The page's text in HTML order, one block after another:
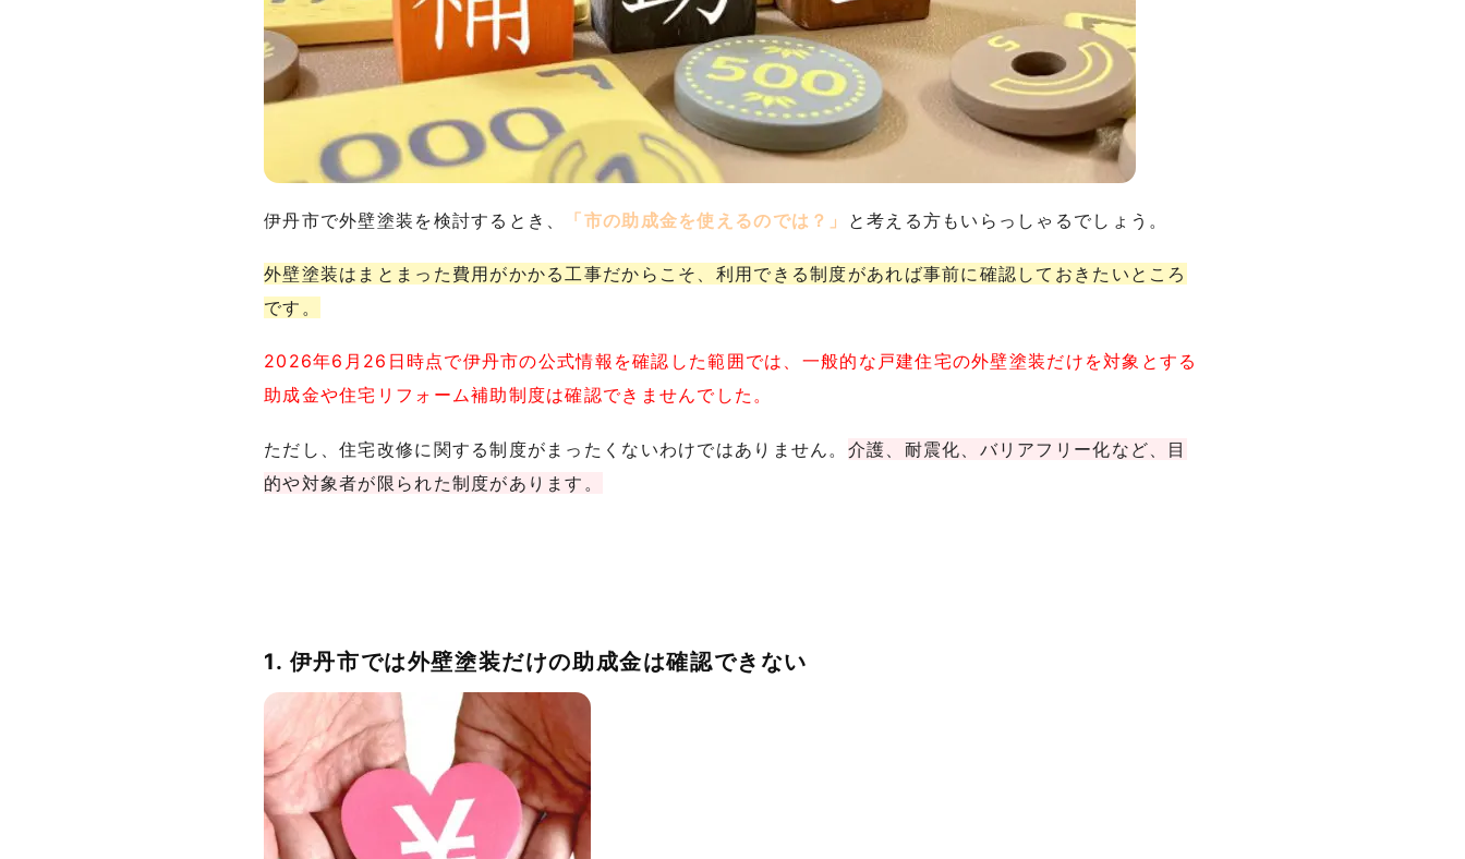
伊丹市で外壁塗装を検討するとき、 「市の助成金を使えるのでは？」 と考える方もいらっしゃるでしょう。
外壁塗装はまとまった費用がかかる工事だからこそ、利用できる制度があれば事前に確認しておきたいところ
です。
2026年6月26日時点で伊丹市の公式情報を確認した範囲では、一般的な戸建住宅の外壁塗装だけを対象とする
助成金や住宅リフォーム補助制度は確認できませんでした。
ただし、住宅改修に関する制度がまったくないわけではありません。 介護、耐震化、バリアフリー化など、目
的や対象者が限られた制度があります。
1. 伊丹市では外壁塗装だけの助成金は確認できない